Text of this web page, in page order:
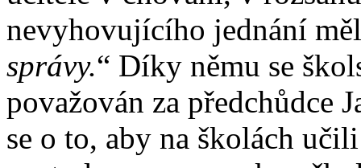
nevyhovujícího jednání
správy.“ Díky němu se
považován za předchůdce
se o to, aby na školách